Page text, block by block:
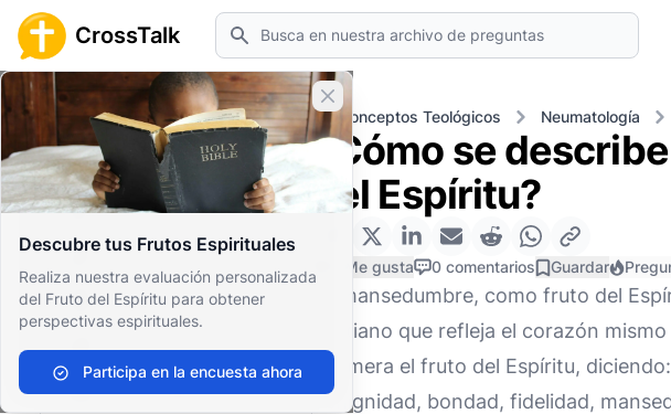
CrossTalk Buscar
Cerrar banner
Descubre tus Frutos Espirituales
Realiza nuestra evaluación personalizada
del Fruto del Espíritu para obtener
perspectivas espirituales.
Participa en la encuesta ahora
Inicio Archivo de Preguntas Conceptos Teológicos Neumatología
Inicio
Archivo de Preguntas
Nuestro blog
Contenido guardado
Preguntas Populares
Biblia Sagrada
¿Cómo se
del Espíritu?
0 Me gusta 0 comentarios Guardar
La mansedumbre, como fruto del
cristiano que refleja el corazón
enumera el fruto del Espíritu,
benignidad, bondad, fidelidad,